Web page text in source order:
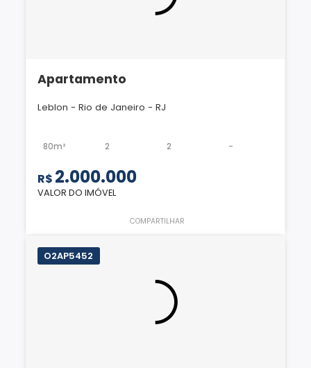
Apartamento
Leblon - Rio de Janeiro - RJ
80m² 2 2 -
R$ 2.000.000
VALOR DO IMÓVEL
COMPARTILHAR
O2AP5452